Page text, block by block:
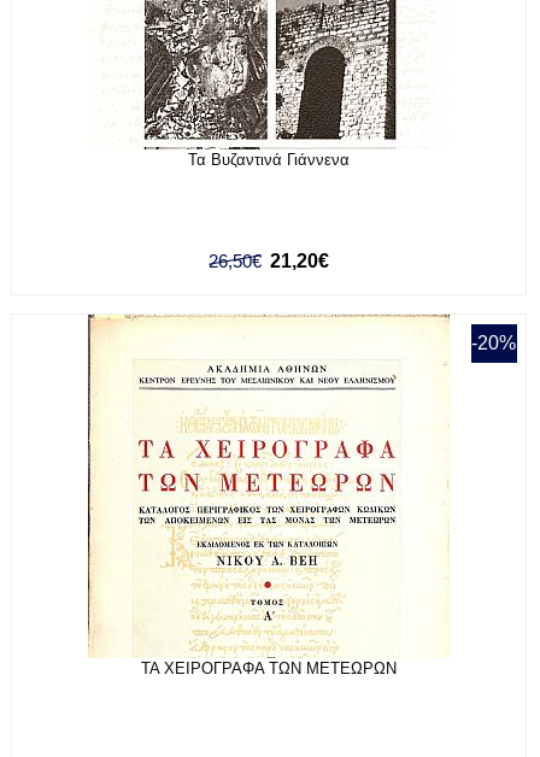
Τα Βυζαντινά Γιάννενα
26,50€ 21,20€
-20%
ΤΑ ΧΕΙΡΟΓΡΑΦΑ ΤΩΝ ΜΕΤΕΩΡΩΝ